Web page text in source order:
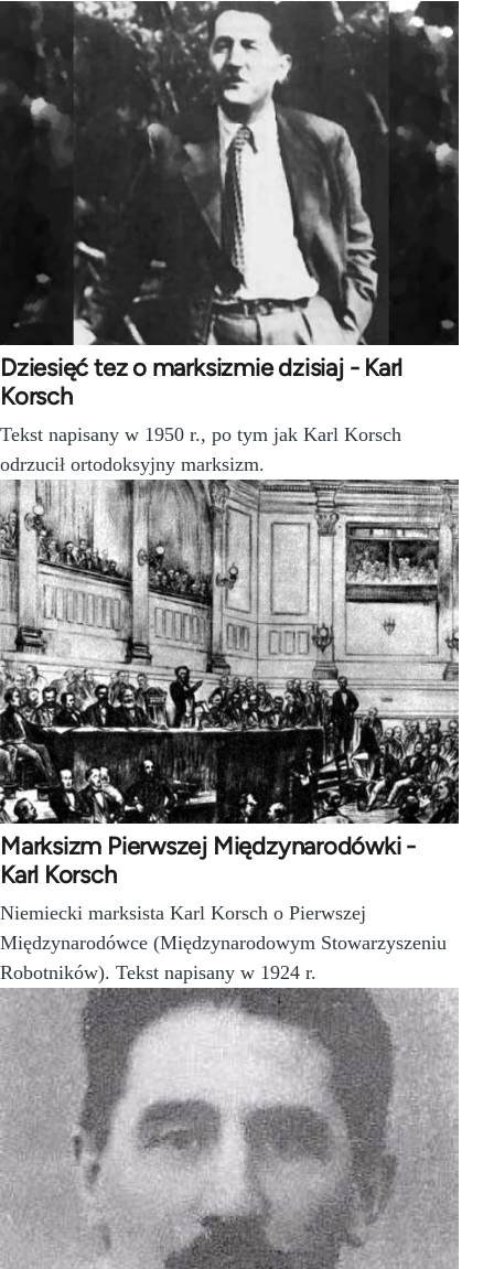
Dziesięć tez o marksizmie dzisiaj - Karl
Korsch
Tekst napisany w 1950 r., po tym jak Karl Korsch
odrzucił ortodoksyjny marksizm.
Marksizm Pierwszej Międzynarodówki -
Karl Korsch
Niemiecki marksista Karl Korsch o Pierwszej
Międzynarodówce (Międzynarodowym Stowarzyszeniu
Robotników). Tekst napisany w 1924 r.